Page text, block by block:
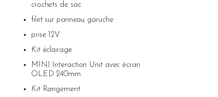
crochets de sac
filet sur panneau garuche
prise 12V
Kit éclairage
MINI Interaction Unit avec écran
OLED 240mm
Kit Rangement